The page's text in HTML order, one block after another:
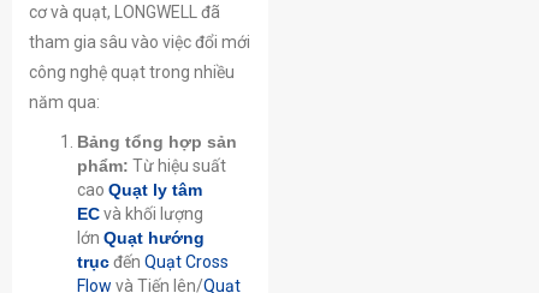
cơ và quạt, LONGWELL đã
tham gia sâu vào việc đổi mới
công nghệ quạt trong nhiều
năm qua:
Bảng tổng hợp sản
phẩm: Từ hiệu suất
cao Quạt ly tâm
ECvà khối lượng
lớn Quạt hướng
trụcđến Quạt Cross
Flow và Tiến lên/Quạt